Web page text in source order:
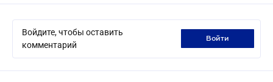
Войдите, чтобы оставить
комментарий
войти